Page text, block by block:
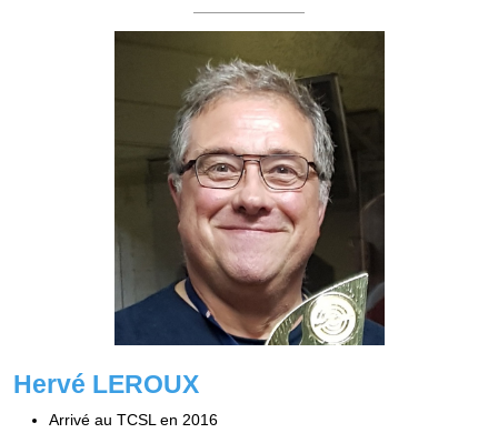
Hervé LEROUX
Arrivé au TCSL en 2016